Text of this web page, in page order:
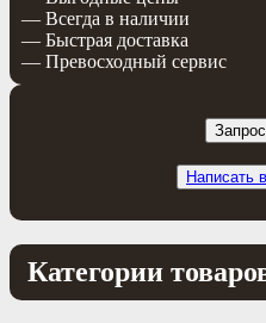
— Всегда в наличии
— Быстрая доставка
— Превосходный сервис
Написать
Категории